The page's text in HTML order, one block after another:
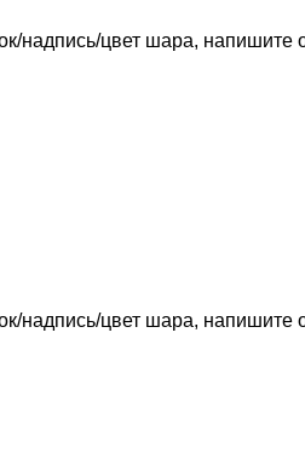
надпись/цвет шара, напишите
надпись/цвет шара, напишите